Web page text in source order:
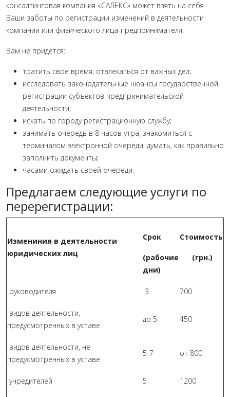
консалтинговая компания «САЛЕКС» может взять на себя
Ваши заботы по регистрации изменений в деятельности
компании или физического лица-предпринимателя.
Вам не придется:
тратить свое время, отвлекаться от важных дел;
исследовать законодательные нюансы государственной
регистрации субъектов предпринимательской
деятельности;
искать по городу регистрационную службу;
занимать очередь в 8 часов утра; знакомиться с
терминалом электронной очереди; думать, как правильно
заполнить документы;
часами ожидать своей очереди.
Предлагаем следующие услуги по
перерегистрации:
Измениния в деятельности
юридических лиц
Срок
(рабочие
дни)
Стоимость
(грн.)
руководителя 3 700
видов деятельности,
предусмотренных в уставе
до 5 450
видов деятельности, не
предусмотренных в уставе
5-7 от 800
учредителей 5 1200